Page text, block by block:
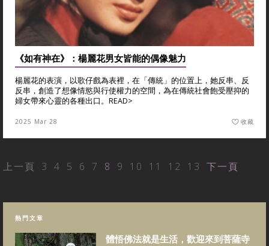
《如有神在》：楊麗花男女皆能的偶像魅力
楊麗花的表演，以歌仔戲為表裡，在「傳統」的位置上，她反串、反
反串，創造了想像情慾與行使權力的空間，為在傳統社會飽受壓抑的
婦女帶來心靈的各種出口。 READ>
2025 Mar 28 收藏
上一頁 3 4 5 6 7 8 9 10 11 12 13 下一頁
熱門文章
體悟佛法就是生活，歡迎來到菩薩寺